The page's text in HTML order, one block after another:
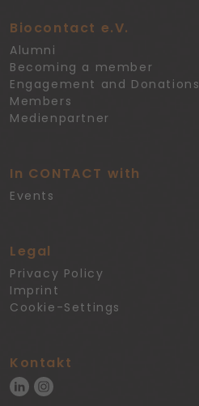
Biocontact e.V.
Alumni
Becoming a member
Engagement and Donations
Members
Medienpartner
In CONTACT with
Events
Legal
Privacy Policy
Imprint
Cookie-Settings
Kontakt